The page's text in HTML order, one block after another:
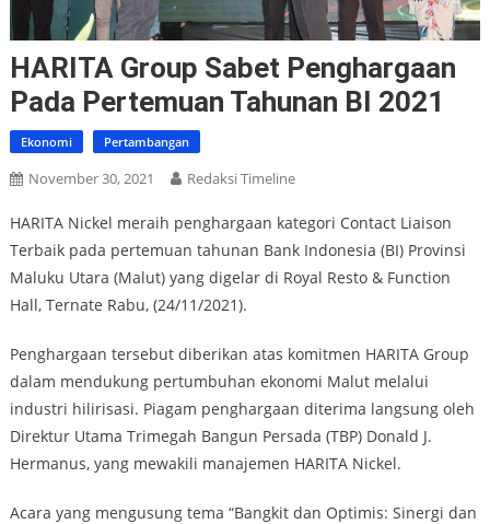
HARITA Group Sabet Penghargaan
Pada Pertemuan Tahunan BI 2021
Ekonomi Pertambangan
November 30, 2021 Redaksi Timeline
HARITA Nickel meraih penghargaan kategori Contact Liaison
Terbaik pada pertemuan tahunan Bank Indonesia (BI) Provinsi
Maluku Utara (Malut) yang digelar di Royal Resto & Function
Hall, Ternate Rabu, (24/11/2021).
Penghargaan tersebut diberikan atas komitmen HARITA Group
dalam mendukung pertumbuhan ekonomi Malut melalui
industri hilirisasi. Piagam penghargaan diterima langsung oleh
Direktur Utama Trimegah Bangun Persada (TBP) Donald J.
Hermanus, yang mewakili manajemen HARITA Nickel.
Acara yang mengusung tema “Bangkit dan Optimis: Sinergi dan